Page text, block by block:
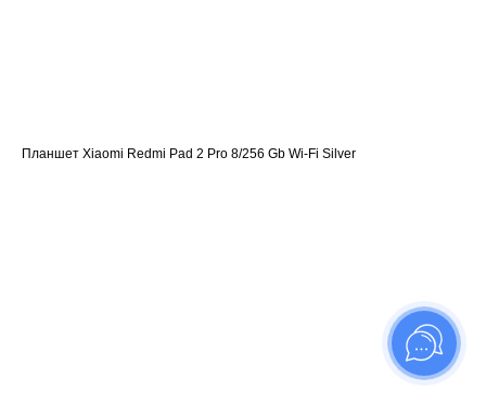
Планшет Xiaomi Redmi Pad 2 Pro 8/256 Gb Wi-Fi Silver